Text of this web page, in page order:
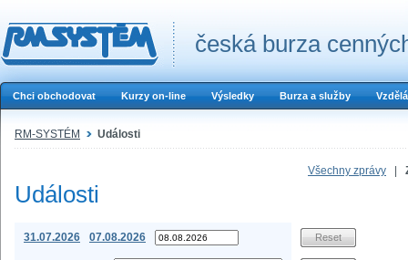
česká burza
Chci obchodovat Kurzy on-line Výsledky Burza a služby
RM-SYSTÉM Události
Všechny zprávy |
Události
31.07.2026 07.08.2026